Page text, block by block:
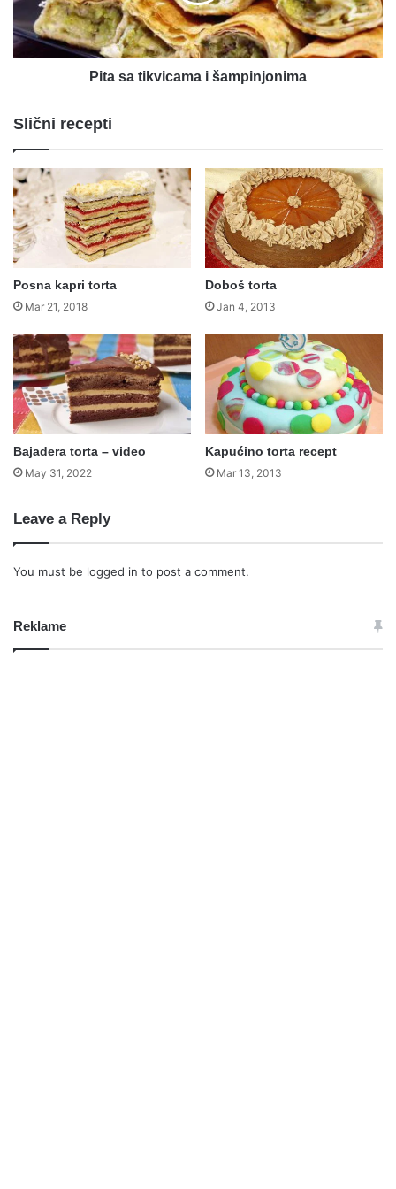
Pita sa tikvicama i šampinjonima
Slični recepti
Posna kapri torta
Mar 21, 2018
Doboš torta
Jan 4, 2013
Bajadera torta – video
May 31, 2022
Kapućino torta recept
Mar 13, 2013
Leave a Reply
You must be logged in to post a comment.
Reklame